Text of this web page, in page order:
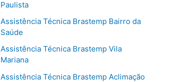
Paulista
Assistência Técnica Brastemp Bairro da
Saúde
Assistência Técnica Brastemp Vila
Mariana
Assistência Técnica Brastemp Aclimação